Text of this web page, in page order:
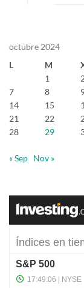
octubre 2024
L
M
1
7
8
14
15
21
22
28
29
« Sep Nov »